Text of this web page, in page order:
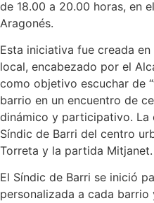
de 18.00 a 20.00 horas, en
Aragonés.
Esta iniciativa fue creada
local, encabezado por el
como objetivo escuchar de
barrio en un encuentro de
dinámico y participativo. La
Síndic de Barri del centro
Torreta y la partida Mitjanet.
El Síndic de Barri se inició
personalizada a cada